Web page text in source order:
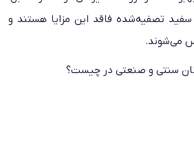
تصفیه‌شده فاقد این مزایا هستند و
می‌شوند.
سنتی و صنعتی در چیست؟